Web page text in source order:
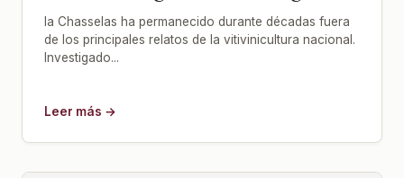
la Chasselas ha permanecido durante décadas fuera
de los principales relatos de la vitivinicultura nacional.
Investigado...
Leer más →